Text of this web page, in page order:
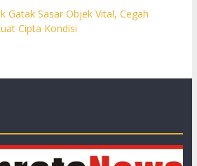
Gatak Sasar Objek Vital, Cegah
Cipta Kondisi